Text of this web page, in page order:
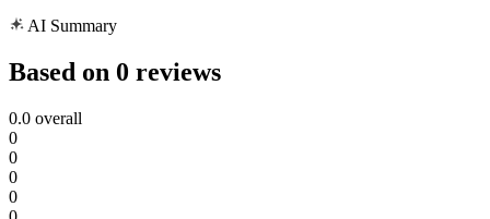
AI Summary
Based on 0 reviews
0.0 overall
0
0
0
0